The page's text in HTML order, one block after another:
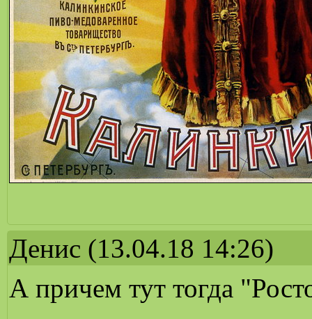
Денис (13.04.18 14:26)
А причем тут тогда